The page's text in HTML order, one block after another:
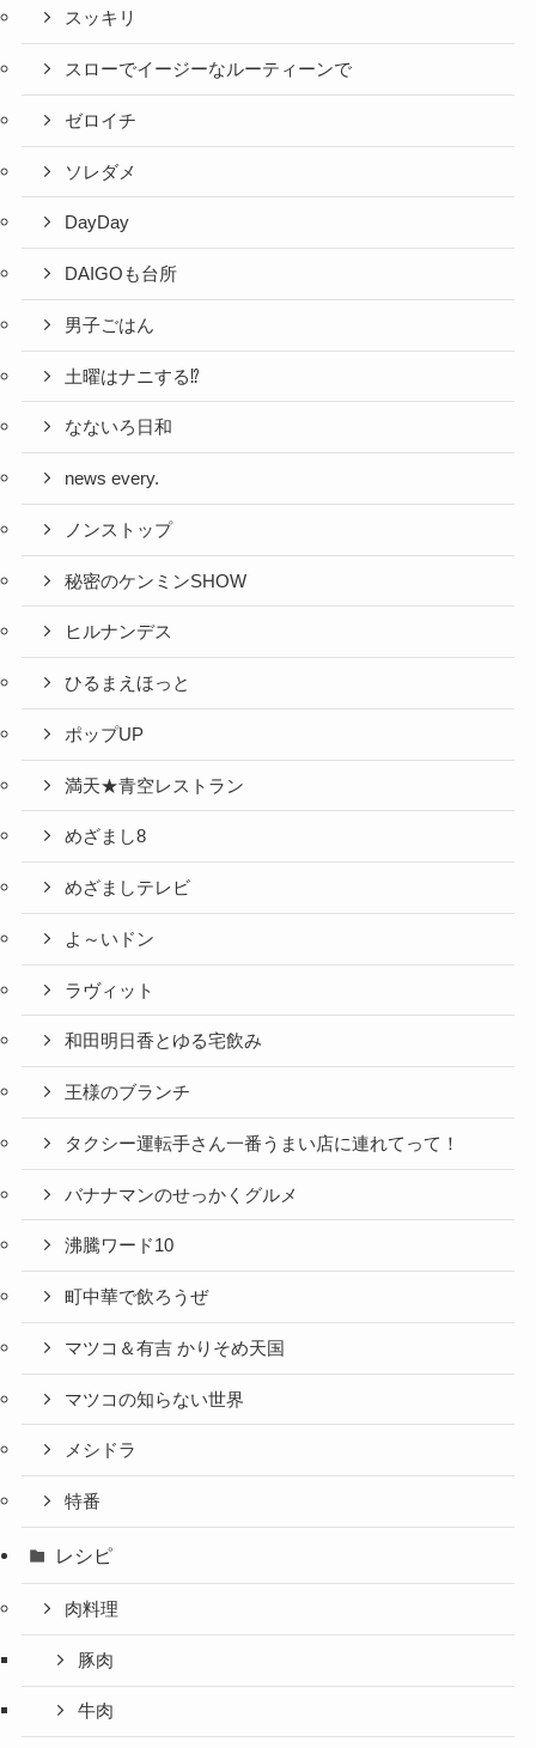
スッキリ
スローでイージーなルーティーンで
ゼロイチ
ソレダメ
DayDay
DAIGOも台所
男子ごはん
土曜はナニする⁉
なないろ日和
news every.
ノンストップ
秘密のケンミンSHOW
ヒルナンデス
ひるまえほっと
ポップUP
満天★青空レストラン
めざまし8
めざましテレビ
よ～いドン
ラヴィット
和田明日香とゆる宅飲み
王様のブランチ
タクシー運転手さん一番うまい店に連れてって！
バナナマンのせっかくグルメ
沸騰ワード10
町中華で飲ろうぜ
マツコ＆有吉 かりそめ天国
マツコの知らない世界
メシドラ
特番
レシピ
肉料理
豚肉
牛肉